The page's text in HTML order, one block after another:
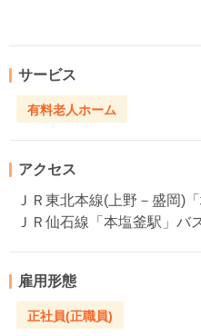
サービス
有料老人ホーム
アクセス
ＪＲ東北本線(上野－盛岡)
ＪＲ仙石線「本塩釜駅」バ
雇用形態
正社員(正職員)